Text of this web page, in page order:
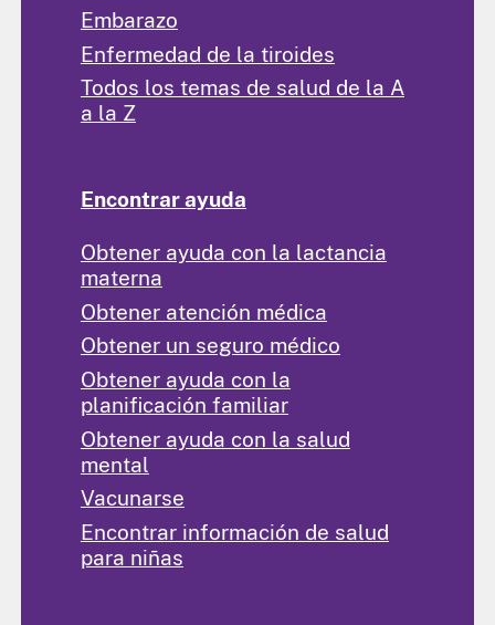
Embarazo
Enfermedad de la tiroides
Todos los temas de salud de la A
a la Z
Encontrar ayuda
Obtener ayuda con la lactancia
materna
Obtener atención médica
Obtener un seguro médico
Obtener ayuda con la
planificación familiar
Obtener ayuda con la salud
mental
Vacunarse
Encontrar información de salud
para niñas